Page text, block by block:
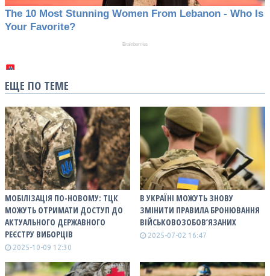
ЕЩЕ ПО ТЕМЕ
МОБІЛІЗАЦІЯ ПО-НОВОМУ: ТЦК
МОЖУТЬ ОТРИМАТИ ДОСТУП ДО
АКТУАЛЬНОГО ДЕРЖАВНОГО
РЕЄСТРУ ВИБОРЦІВ
2025-10-09 12:30
В УКРАЇНІ МОЖУТЬ ЗНОВУ
ЗМІНИТИ ПРАВИЛА БРОНЮВАННЯ
ВІЙСЬКОВОЗОБОВ’ЯЗАНИХ
2025-07-02 16:47